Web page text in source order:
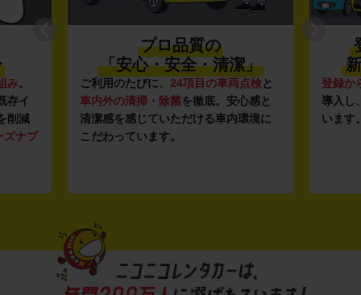
み。
存イ
削減
ズナブ
プロ品質の
「安心・安全・清潔」
ご利用のたびに、 24項目の車両点検と
車内外の清掃・除菌を徹底。安心感と
清潔感を感じていただける車内環境に
こだわっています。
登録か
導入し
います